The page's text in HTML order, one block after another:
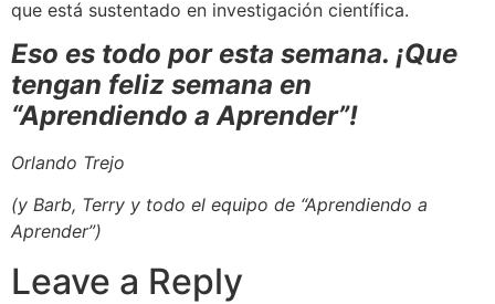
que está sustentado en investigación científica.
Eso es todo por esta semana. ¡Que
tengan feliz semana en
“Aprendiendo a Aprender”!
Orlando Trejo
(y Barb, Terry y todo el equipo de “Aprendiendo a
Aprender”)
Leave a Reply